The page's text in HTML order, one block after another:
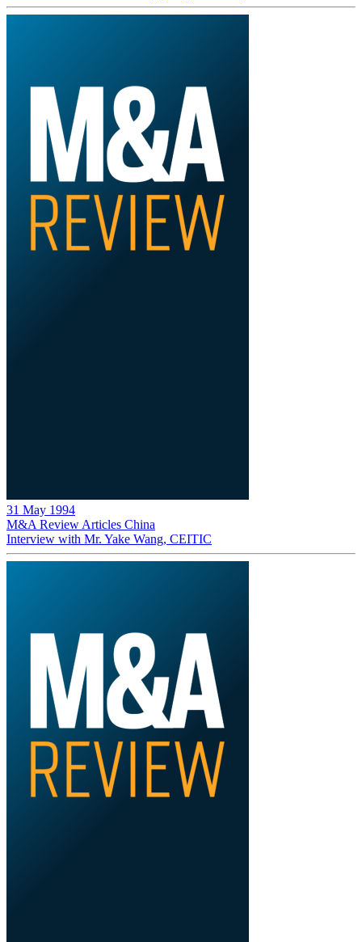
31 May 1994
M&A Review Articles China
Interview with Mr. Yake Wang, CEITIC